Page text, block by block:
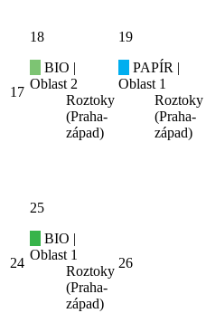
17
18
BIO |
Oblast 2
Roztoky
(Praha-
západ)
19
PAPÍR |
Oblast 1
Roztoky
(Praha-
západ)
24
25
BIO |
Oblast 1
Roztoky
(Praha-
západ)
26